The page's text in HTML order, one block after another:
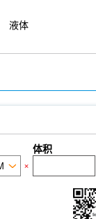
(1-42),
/ NGAL Antibody
[G3D13]
6-
Id1 Rabbit
chloride
acid
Rk1
Sinensetin
D-
α-Boswellic
液体
体积
×